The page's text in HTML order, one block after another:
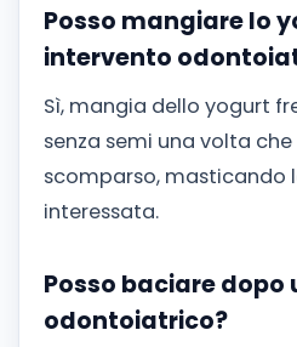
Posso mangiare lo
intervento
Sì, mangia dello yogurt
senza semi una volta
scomparso, masticando
interessata.
Posso baciare dopo
odontoiatrico?